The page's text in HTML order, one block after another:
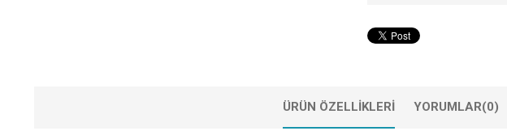
ÜRÜN ÖZELLIKLERI YORUMLAR(0)